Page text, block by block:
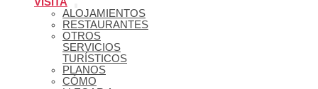
ALOJAMIENTOS
RESTAURANTES
OTROS
SERVICIOS
TURÍSTICOS
PLANOS
CÓMO